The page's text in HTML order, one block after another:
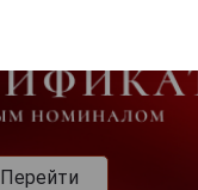
Перейти